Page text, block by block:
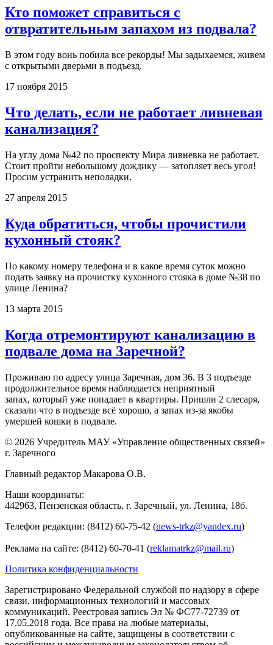
Кто поможет справиться с
отвратительным запахом из подвала?
В этом году вонь побила все рекорды! Мы задыхаемся, живем
с открытыми дверьми в подъезд.
17 ноября 2015
Что делать, если не работает ливневая
канализация?
На углу дома №42 по проспекту Мира ливневка не работает.
Стоит пройти небольшому дождику — затопляет весь угол!
Просим устранить неполадки.
27 апреля 2015
Куда обратиться, чтобы прочистили
кухонный стояк?
По какому номеру телефона и в какое время суток можно
подать заявку на прочистку кухонного стояка в доме №38 по
улице Ленина?
13 марта 2015
Когда отремонтируют канализацию в
подвале дома на Заречной?
Проживаю по адресу улица Заречная, дом 36. В 3 подъезде
продолжительное время наблюдается неприятный
запах, который уже попадает в квартиры. Пришли 2 слесаря,
сказали что в подъезде всё хорошо, а запах из-за якобы
умершей кошки в подвале.
© 2026 Учредитель МАУ «Управление общественных связей»
г. Заречного
Главный редактор Макарова О.В.
Наши координаты:
442963, Пензенская область, г. Заречный, ул. Ленина, 18б.
Телефон редакции: (8412) 60-75-42 (news-trkz@yandex.ru)
Реклама на сайте: (8412) 60-70-41 (reklamatrkz@mail.ru)
Политика конфиденциальности
Зарегистрировано Федеральной службой по надзору в сфере
связи, информационных технологий и массовых
коммуникаций. Реестровая запись Эл № ФС77-72739 от
17.05.2018 года. Все права на любые материалы,
опубликованные на сайте, защищены в соответствии с